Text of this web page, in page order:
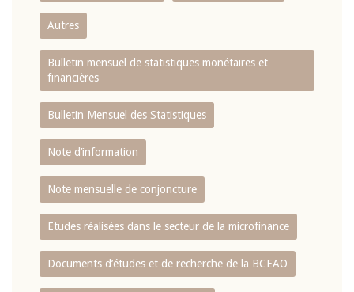
Autres
Bulletin mensuel de statistiques monétaires et
financières
Bulletin Mensuel des Statistiques
Note d’information
Note mensuelle de conjoncture
Etudes réalisées dans le secteur de la microfinance
Documents d’études et de recherche de la BCEAO